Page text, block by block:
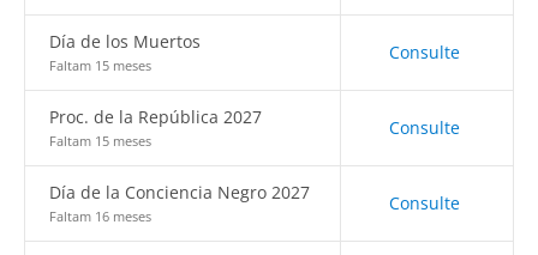
Día de los Muertos
Faltam 15 meses
Consulte
Proc. de la República 2027
Faltam 15 meses
Consulte
Día de la Conciencia Negro 2027
Faltam 16 meses
Consulte